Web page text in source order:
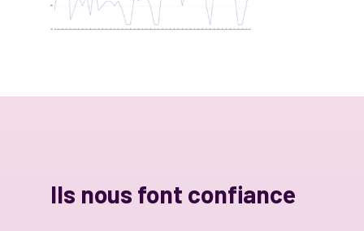
Ils nous font confiance